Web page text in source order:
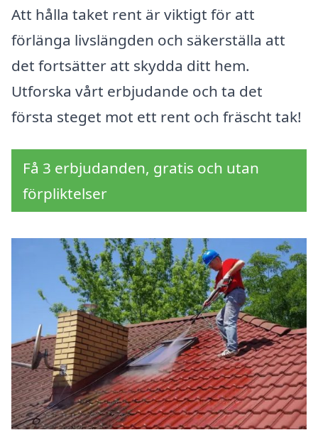
Att hålla taket rent är viktigt för att
förlänga livslängden och säkerställa att
det fortsätter att skydda ditt hem.
Utforska vårt erbjudande och ta det
första steget mot ett rent och fräscht tak!
Få 3 erbjudanden, gratis och utan
förpliktelser